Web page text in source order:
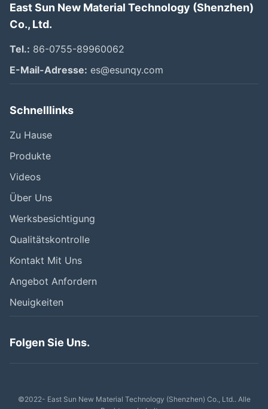
East Sun New Material Technology (Shenzhen)
Co., Ltd.
Tel.: 86-0755-89960062
E-Mail-Adresse: es@esunqy.com
Schnelllinks
Zu Hause
Produkte
Videos
Über Uns
Werksbesichtigung
Qualitätskontrolle
Kontakt Mit Uns
Angebot Anfordern
Neuigkeiten
Folgen Sie Uns.
©2022- East Sun New Material Technology (Shenzhen) Co., Ltd.. Alle